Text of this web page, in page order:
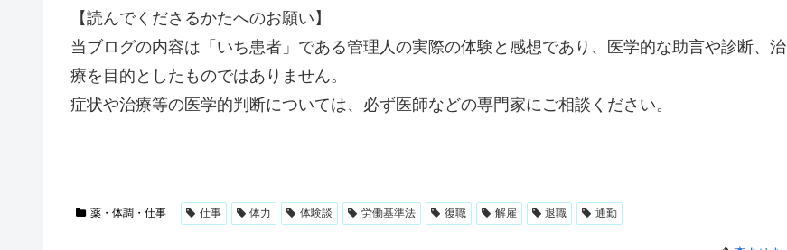
【読んでくださるかたへのお願い】
当ブログの内容は「いち患者」である管理人の実際の体験と感想であり、医学的な助言や診断、治
療を目的としたものではありません。
症状や治療等の医学的判断については、必ず医師などの専門家にご相談ください。
薬・体調・仕事 仕事 体力 体験談 労働基準法 復職 解雇 退職 通勤